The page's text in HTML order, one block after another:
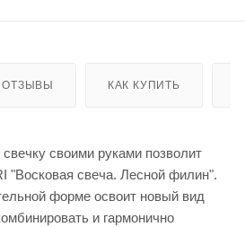
ОТЗЫВЫ КАК КУПИТЬ
своими руками позволит
"Восковая свеча. Лесной филин".
форме освоит новый вид
и гармонично